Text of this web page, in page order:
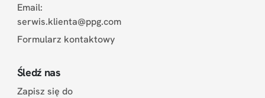
Email:
serwis.klienta@ppg.com
Formularz kontaktowy
Śledź nas
Zapisz się do